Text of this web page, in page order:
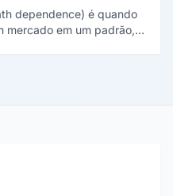
dependence) é quando
mercado em um padrão,